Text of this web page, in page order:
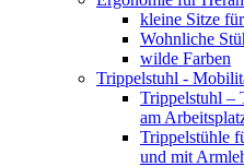
kleine Sitze
Wohnliche
wilde Farben
Trippelstuhl -
Trippelstuhl –
am
Trippelstühle
und mit